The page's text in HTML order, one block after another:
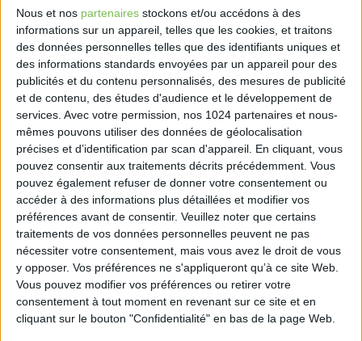
Nous et nos partenaires stockons et/ou accédons à des
informations sur un appareil, telles que les cookies, et traitons
des données personnelles telles que des identifiants uniques et
des informations standards envoyées par un appareil pour des
publicités et du contenu personnalisés, des mesures de publicité
et de contenu, des études d'audience et le développement de
services. Avec votre permission, nos 1024 partenaires et nous-
mêmes pouvons utiliser des données de géolocalisation
précises et d’identification par scan d'appareil. En cliquant, vous
pouvez consentir aux traitements décrits précédemment. Vous
pouvez également refuser de donner votre consentement ou
accéder à des informations plus détaillées et modifier vos
préférences avant de consentir. Veuillez noter que certains
traitements de vos données personnelles peuvent ne pas
nécessiter votre consentement, mais vous avez le droit de vous
y opposer. Vos préférences ne s'appliqueront qu’à ce site Web.
Vous pouvez modifier vos préférences ou retirer votre
consentement à tout moment en revenant sur ce site et en
cliquant sur le bouton "Confidentialité" en bas de la page Web.
L’étude trimestrielle de la FCGA dévoile les chiffres-
clés du prêt garanti par l’État (PGE) dans les petites
entreprises. 27,7% des petites entreprises déclarent
avoir déposé une demande de PGE, principalement
des secteurs jugés « non essentiels », pendant la
crise sanitaire du Covid-19. Le secteur automobile
représente 32% des bénéficiaires, celui de la
beauté-esthétique 31,9%, celui du bâtiment 22,7%.
Les principales motivations pour demander un PGE
sont de « renforcer la trésorerie » (84,4%) et « faire
face aux charges d’exploitation » (74,6%).
82,7% des entrepreneurs ayant souscrit un PGE ne